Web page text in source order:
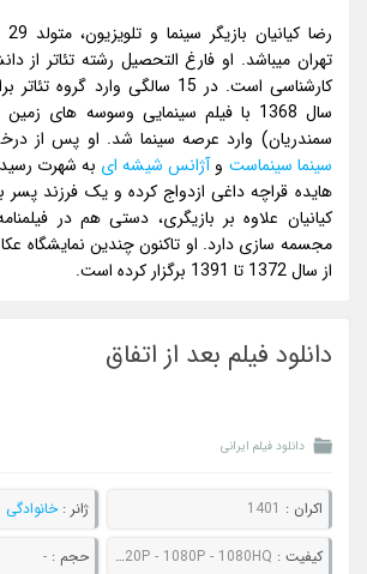
تهران میباشد. او فارغ التحصیل رشته تئاتر از
کارشناسی است. در 15 سالگی وارد
سال 1368 با فیلم سینمایی وسوسه های
سمندریان) وارد عرصه سینما شد. او پس از
سینما سینماست وآژانس شیشه ای به شهرت
هایده قراچه داغی ازدواج کرده و یک فرزند پسر
کیانیان علاوه بر بازیگری، دستی هم در
مجسمه سازی دارد. او تاکنون چندین نمایشگاه
از سال 1372 تا 1391 برگزار کرده است.
دانلود فیلم بعد از اتفاق
دانلود فیلم ایرانی
اکران : 1401 ژانر :خانوادگی
کیفیت : 480P - 720P - 1080P - 1080HQ حجم : -